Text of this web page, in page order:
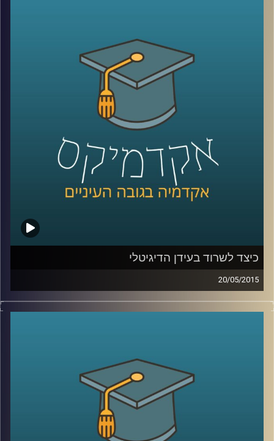
הגבוהה של אמריקאים להצלחה הם הגורמים
להתעניינות הרבה והעקבית של האמריקאים
בישראל. מתי הזדהו עם ישראל יותר ומתי
פחות? האם יש הבדלי הזדהות לפי פילוח של
גיל, השכלה, דת, גזע והשתייכות מפלגתית
דמוקרטים)?
קרדיט תמונות:AudioVersity
כיצד לשרוד בעידן הדיגיטלי
20/05/2015
קשה להאמין עד כמה משפיעים עלינו אמצעי
שינויים אלו. מה עלינו ללמוד כדי לגדול
מתאימים לעולם הדיגיטלי ולשינויים הרבים
והמהירים המתרחשים בו? אילו תכונות כדאי
לשפר ולטפח על מנת להשתלב בשוק העבודה
הנוכחי, שדורש גמישות רבה ?